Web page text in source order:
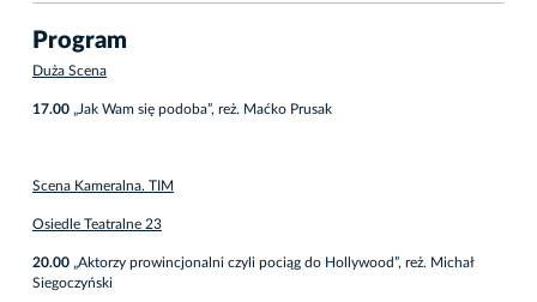
Program
Duża Scena
17.00 „Jak Wam się podoba”, reż. Maćko Prusak
Scena Kameralna. TIM
Osiedle Teatralne 23
20.00 „Aktorzy prowincjonalni czyli pociąg do Hollywood”, reż. Michał
Siegoczyński